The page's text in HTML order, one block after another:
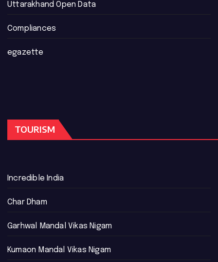
Uttarakhand Open Data
Compliances
egazette
TOURISM
Incredible India
Char Dham
Garhwal Mandal Vikas Nigam
Kumaon Mandal Vikas Nigam